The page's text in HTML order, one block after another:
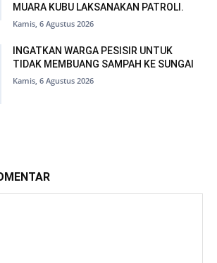
MUARA KUBU LAKSANAKAN PATROLI.
Kamis, 6 Agustus 2026
INGATKAN WARGA PESISIR UNTUK
TIDAK MEMBUANG SAMPAH KE SUNGAI
Kamis, 6 Agustus 2026